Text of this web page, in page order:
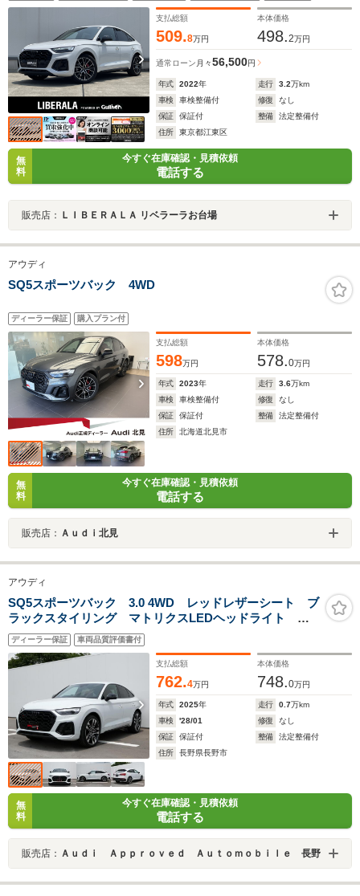
チシート
支払総額
509.8万円
本体価格
498.2万円
通常ローン 月々56,500円
年式 2022年 走行 3.2万km
車検
車検整備付 修復
なし
保証
保証付 整備
法定整備付
住所
東京都江東区
無
料
今すぐ在庫確認・見積依頼
電話する
販売店： ＬＩＢＥＲＡＬＡ リベラーラお台場
アウディ
SQ5スポーツバック 4WD
ディーラー保証 購入プラン付
支払総額
598万円
本体価格
578.0万円
年式 2023年 走行 3.6万km
車検
車検整備付 修復
なし
保証
保証付 整備
法定整備付
住所
北海道北見市
無
料
今すぐ在庫確認・見積依頼
電話する
販売店： Ａｕｄｉ北見
アウディ
SQ5スポーツバック 3.0 4WD レッドレザーシート ブ
ラックスタイリング マトリクスLEDヘッドライト
MMIナビ 21インチアルミホイール ワイヤレスチャー
ジング B&Oサウンドシステム 全席シートヒーター
オートエアコン
ディーラー保証 車両品質評価書付
支払総額
762.4万円
本体価格
748.0万円
年式 2025年 走行 0.7万km
車検
'28/01 修復
なし
保証
保証付 整備
法定整備付
住所
長野県長野市
無
料
今すぐ在庫確認・見積依頼
電話する
販売店： Ａｕｄｉ Ａｐｐｒｏｖｅｄ Ａｕｔｏｍｏｂｉｌｅ 長野